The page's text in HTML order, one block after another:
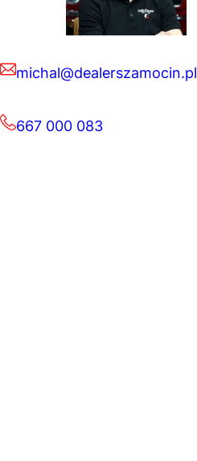
michal@dealerszamocin.pl
667 000 083